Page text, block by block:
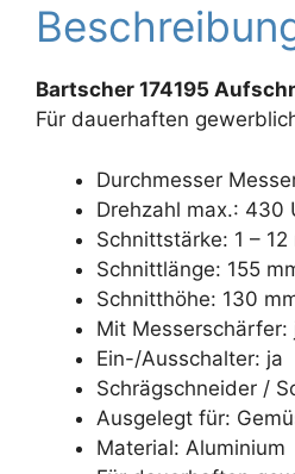
Bartscher 174195
Für dauerhaften
Durchmesser
Drehzahl max.: 430
Schnittstärke: 1 – 12
Schnittlänge: 155
Schnitthöhe: 130
Mit Messerschärfer:
Ein-/Ausschalter: ja
Schrägschneider /
Ausgelegt für:
Material: Aluminium